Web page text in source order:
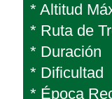
* Altitud
* Ruta de
*
* Dificultad
* Época